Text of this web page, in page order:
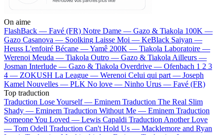
On aime
FlashBack — Favé (FR) Notre Dame — Gazo & Tiakola 100K —
Gazo Casanova — Soolking Laisse Moi — KeBlack Saiyan —
Heuss L'enfoiré Bécane —Yamê 200K — Tiakola Laboratoire —
Werenoi Meuda — Tiakola Outro — Gazo & Tiakola Ailleurs —
Josman Interlude — Gazo & Tiakola Overdrive — Ofenbach 1 2 3
4 — ZOKUSH La League — Werenoi Celui qui part — Joseph
Kamel Nouvelles — PLK No love — Ninho Urus — Favé (FR)
Top traduction
Traduction Lose Yourself — Eminem Traduction The Real Slim
Shady — Eminem Traduction Without Me — Eminem Traduction
Someone You Loved — Lewis Capaldi Traduction Another Love
— Tom Odell Traduction Can't Hold Us — Macklemore and Ryan